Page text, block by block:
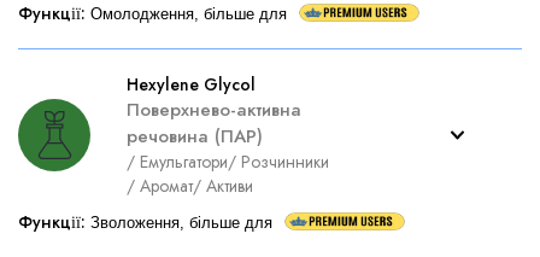
Функції: Омолодження, більше для
Hexylene Glycol
Поверхнево-активна
речовина (ПАР)
/ Емульгатори/ Розчинники
/ Аромат/ Активи
Функції: Зволоження, більше для